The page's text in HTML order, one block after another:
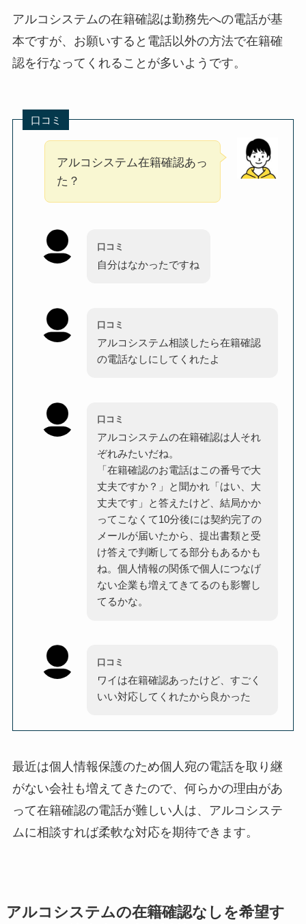
アルコシステムの在籍確認は勤務先への電話が基
本ですが、お願いすると電話以外の方法で在籍確
認を行なってくれることが多いようです。
口コミ
アルコシステム在籍確認あっ
た？
口コミ
自分はなかったですね
口コミ
アルコシステム相談したら在籍確認
の電話なしにしてくれたよ
口コミ
アルコシステムの在籍確認は人それ
ぞれみたいだね。
「在籍確認のお電話はこの番号で大
丈夫ですか？」と聞かれ「はい、大
丈夫です」と答えたけど、結局かか
ってこなくて10分後には契約完了の
メールが届いたから、提出書類と受
け答えで判断してる部分もあるかも
ね。個人情報の関係で個人につなげ
ない企業も増えてきてるのも影響し
てるかな。
口コミ
ワイは在籍確認あったけど、すごく
いい対応してくれたから良かった
最近は個人情報保護のため個人宛の電話を取り継
がない会社も増えてきたので、何らかの理由があ
って在籍確認の電話が難しい人は、アルコシステ
ムに相談すれば柔軟な対応を期待できます。
アルコシステムの在籍確認なしを希望す